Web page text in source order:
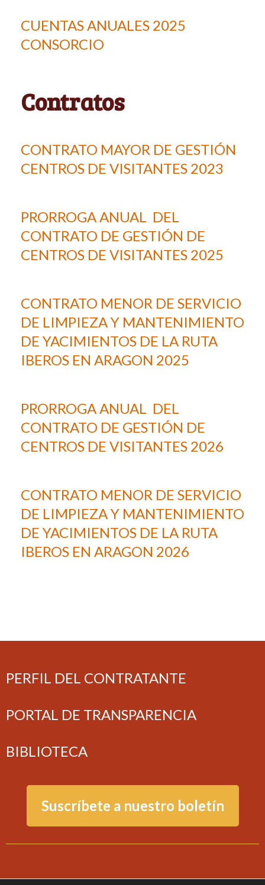
CUENTAS ANUALES 2025
CONSORCIO
Contratos
CONTRATO MAYOR DE GESTIÓN
CENTROS DE VISITANTES 2023
PRORROGA ANUAL DEL
CONTRATO DE GESTIÓN DE
CENTROS DE VISITANTES 2025
CONTRATO MENOR DE SERVICIO
DE LIMPIEZA Y MANTENIMIENTO
DE YACIMIENTOS DE LA RUTA
IBEROS EN ARAGON 2025
PRORROGA ANUAL DEL
CONTRATO DE GESTIÓN DE
CENTROS DE VISITANTES 2026
CONTRATO MENOR DE SERVICIO
DE LIMPIEZA Y MANTENIMIENTO
DE YACIMIENTOS DE LA RUTA
IBEROS EN ARAGON 2026
PERFIL DEL CONTRATANTE
PORTAL DE TRANSPARENCIA
BIBLIOTECA
Suscríbete a nuestro boletín